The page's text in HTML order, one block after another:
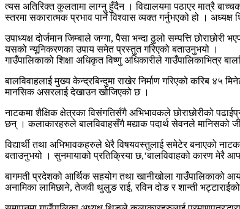
त्यस अतिरिक्त कुलतामा लाग्नु हुँदैन । विद्यालयमा पठाएर मात्रै
स्तरमा सकारात्मक प्रभाव पार्ने विश्वास व्यक्त गर्नुभएको हो ।
उपाध्यक्ष दोर्जमान जिम्बाले जग्गा, पैसा भन्दा ठुलो सम्पत्ति
यसको न्यूनिकरणका उपाय समेत प्रस्तुत गरिएको बताउनुभयो ।
गाउँपालिकाको शिक्षा अधिकृत विष्णु अधिकारीले गाउँपालिकाभित्र
बालविवाहलाई मुख्य केन्द्रबिन्दुमा राखेर निर्माण गरिएको करिब ४५
मानसिक असरलाई देखाउन खोजिएको छ ।
नाटकमा शैक्षिक क्षेत्रका विसंगतिसँगै अभिभावकले छोराछोरीको
छन् । कलाकारहरुले बालविवाहसँगै मद्याक पदार्थ सेवनले मानिसको
विद्यार्थी तथा अभिभावकहरुले धेरै विषयवस्तुलाई समेटेर बनाएको
बताउनुभयो । सुनमायाको प्रतिक्रिया छ,‘बालविवाहको कारण मेरै
बागमती प्रदेशको आर्थिक सहयोग तथा खानीखोला गाउँपालिकाको
अनामिका लामिछाने, तेजवी थुलुङ राई, रविन दोङ र शान्ती